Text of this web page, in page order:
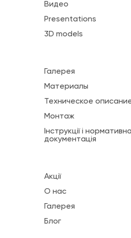
Видео
Presentations
3D models
Галерея
Материалы
Техническое
Монтаж
Інструкції і нормативна
документація
Акції
О нас
Галерея
Блог